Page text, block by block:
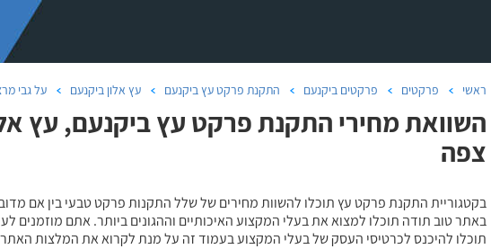
ראשי פרקטים פרקטים ביקנעם התקנת פרקט עץ ביקנעם עץ אלון ביקנעם על גבי
השוואת מחירי התקנת פרקט עץ ביקנעם, עץ
צפה
בקטגוריית התקנת פרקט עץ תוכלו להשוות מחירים של שלל התקנות פרקט טבעי בין אם
באתר טוב תודה תוכלו למצוא את בעלי המקצוע האיכותיים וההגונים ביותר. אתם מוזמנים
תוכלו להיכנס לכרטיסי העסק של בעלי המקצוע בעמוד זה על מנת לקרוא את המלצות